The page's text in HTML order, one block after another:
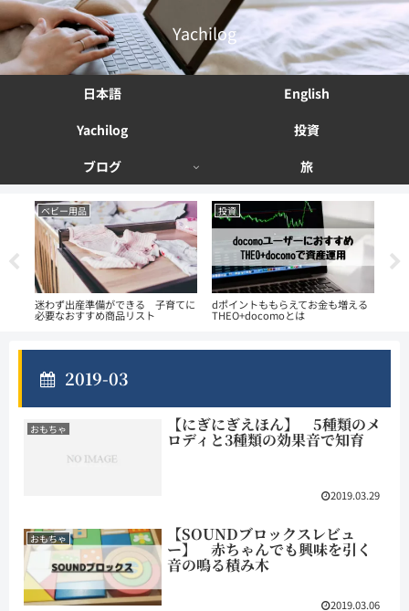
Yachilog
日本語
English
Yachilog
投資
ブログ
旅
ベビー用品
迷わず出産準備ができる 子育てに
必要なおすすめ商品リスト
投資
dポイントももらえてお金も増える
THEO+docomoとは
2019-03
おもちゃ 【にぎにぎえほん】 5種類のメ
ロディと3種類の効果音で知育
2019.03.29
おもちゃ 【SOUNDブロックスレビュ
ー】 赤ちゃんでも興味を引く
音の鳴る積み木
2019.03.06